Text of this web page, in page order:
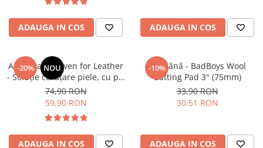
ADAUGA IN COS ADAUGA IN COS
-20% NOU
Angelwax Heaven for Leather
- Soluție curățare piele, cu pH
neutru (500ml)
74,90 RON
59,90 RON
ADAUGA IN COS
-10%
Pad lână - BadBoys Wool
Cutting Pad 3" (75mm)
33,90 RON
30,51 RON
ADAUGA IN COS